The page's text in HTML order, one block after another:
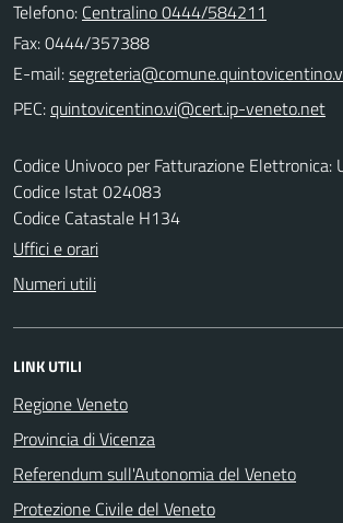
Telefono: Centralino 0444/584211
Fax: 0444/357388
E-mail:
PEC:
Codice Univoco per Fatturazione Elettronica:
Codice Istat 024083
Codice Catastale H134
Uffici e orari
Numeri utili
LINK UTILI
Regione Veneto
Provincia di Vicenza
Referendum sull'Autonomia del Veneto
Protezione Civile del Veneto